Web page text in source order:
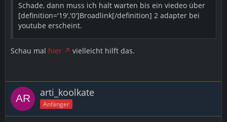
Schade, dann muss ich halt warten bis ein viedeo über
[definition='19','0']Broadlink[/definition] 2 adapter bei
youtube erscheint.
Schau mal hier vielleicht hilft das.
arti_koolkate
Anfänger